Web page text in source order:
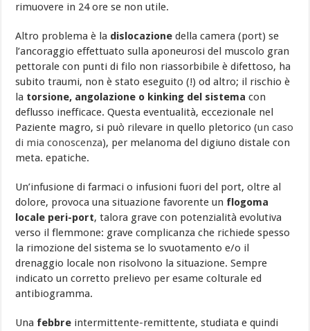
rimuovere in 24 ore se non utile.
Altro problema è la dislocazionedella camera (port) se
l’ancoraggio effettuato sulla aponeurosi del muscolo gran
pettorale con punti di filo non riassorbibile è difettoso, ha
subito traumi, non è stato eseguito (!) od altro; il rischio è
la torsione, angolazione o kinking del sistema con
deflusso inefficace. Questa eventualità, eccezionale nel
Paziente magro, si può rilevare in quello pletorico (un caso
di mia conoscenza), per melanoma del digiuno distale con
meta. epatiche.
Un’infusione di farmaci o infusioni fuori del port, oltre al
dolore, provoca una situazione favorente un flogoma
locale peri-port, talora grave con potenzialità evolutiva
verso il flemmone: grave complicanza che richiede spesso
la rimozione del sistema se lo svuotamento e/o il
drenaggio locale non risolvono la situazione. Sempre
indicato un corretto prelievo per esame colturale ed
antibiogramma.
Una febbre intermittente-remittente, studiata e quindi